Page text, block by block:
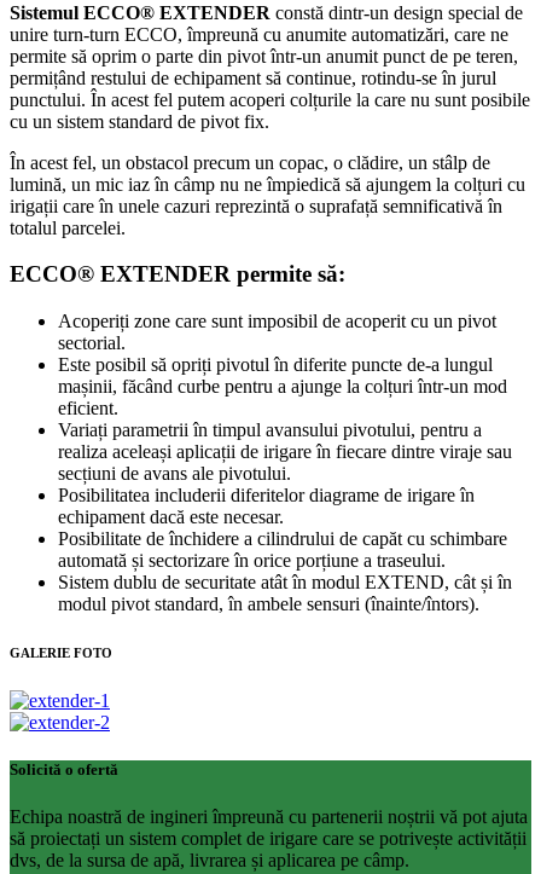
Sistemul ECCO® EXTENDER constă dintr-un design special de
unire turn-turn ECCO, împreună cu anumite automatizări, care ne
permite să oprim o parte din pivot într-un anumit punct de pe teren,
permițând restului de echipament să continue, rotindu-se în jurul
punctului. În acest fel putem acoperi colțurile la care nu sunt posibile
cu un sistem standard de pivot fix.
În acest fel, un obstacol precum un copac, o clădire, un stâlp de
lumină, un mic iaz în câmp nu ne împiedică să ajungem la colțuri cu
irigații care în unele cazuri reprezintă o suprafață semnificativă în
totalul parcelei.
ECCO® EXTENDER permite să:
Acoperiți zone care sunt imposibil de acoperit cu un pivot
sectorial.
Este posibil să opriți pivotul în diferite puncte de-a lungul
mașinii, făcând curbe pentru a ajunge la colțuri într-un mod
eficient.
Variați parametrii în timpul avansului pivotului, pentru a
realiza aceleași aplicații de irigare în fiecare dintre viraje sau
secțiuni de avans ale pivotului.
Posibilitatea includerii diferitelor diagrame de irigare în
echipament dacă este necesar.
Posibilitate de închidere a cilindrului de capăt cu schimbare
automată și sectorizare în orice porțiune a traseului.
Sistem dublu de securitate atât în modul EXTEND, cât și în
modul pivot standard, în ambele sensuri (înainte/întors).
GALERIE FOTO
Solicită o ofertă
Echipa noastră de ingineri împreună cu partenerii noștrii vă pot ajuta
să proiectați un sistem complet de irigare care se potrivește activității
dvs, de la sursa de apă, livrarea și aplicarea pe câmp.